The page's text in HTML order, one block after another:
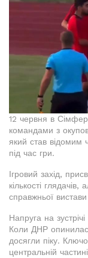
12 червня в
командами з
який став відомим
під час гри.
Ігровий захід,
кількості
справжньої
Напруга на
Коли ДНР
досягли піку.
центральній